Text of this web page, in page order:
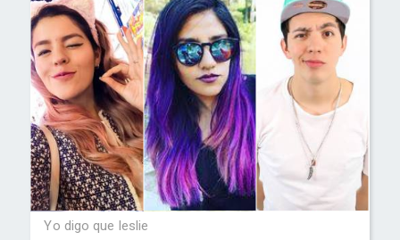
Yo digo que leslie